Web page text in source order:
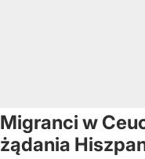
Migranci w
żądania